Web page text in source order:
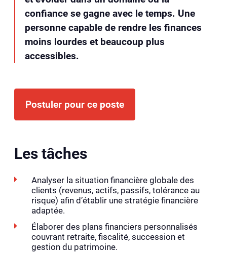
confiance se gagne avec le temps. Une
personne capable de rendre les finances
moins lourdes et beaucoup plus
accessibles.
Postuler pour ce poste
Les tâches
Analyser la situation financière globale des
clients (revenus, actifs, passifs, tolérance au
risque) afin d’établir une stratégie financière
adaptée.
Élaborer des plans financiers personnalisés
couvrant retraite, fiscalité, succession et
gestion du patrimoine.